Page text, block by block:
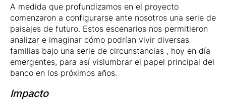
A medida que profundizamos en el proyecto
comenzaron a configurarse ante nosotros una serie de
paisajes de futuro. Estos escenarios nos permitieron
analizar e imaginar cómo podrían vivir diversas
familias bajo una serie de circunstancias , hoy en día
emergentes, para así vislumbrar el papel principal del
banco en los próximos años.
Impacto